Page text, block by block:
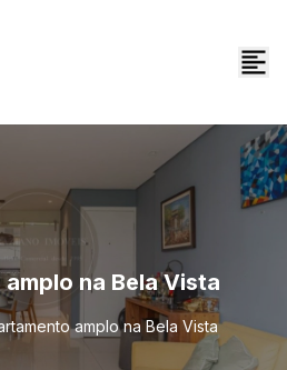
na Bela Vista
amplo na Bela Vista